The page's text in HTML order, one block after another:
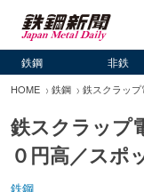
鉄鋼 非鉄
HOME 鉄鋼 鉄スクラッ
鉄スクラップ
０円高／スポ
鉄鋼